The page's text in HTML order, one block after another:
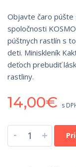
Objavte čaro púšte
spoločnosti
púštnych rastlín s
deti. Miniskleník
deťoch prebudiť
rastliny.
14,00€ s
- +